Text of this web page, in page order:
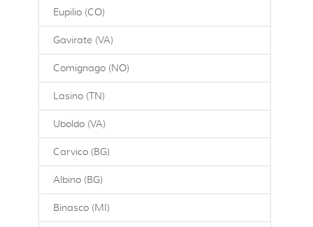
Eupilio (CO)
Gavirate (VA)
Comignago (NO)
Lasino (TN)
Uboldo (VA)
Carvico (BG)
Albino (BG)
Binasco (MI)